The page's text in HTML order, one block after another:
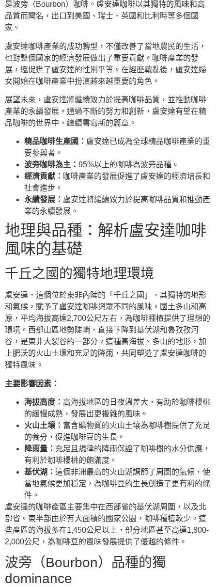
是波旁（Bourbon）咖啡。盧安達咖啡以其獨特的風味和高
品質而聞名，出口到美國、瑞士、英國和比利時等多個國
家。
盧安達咖啡產業的成功轉型，不僅改善了當地農民的生活，
也對整個國家的經濟發展做出了重要貢獻。咖啡產業的發
展，還促進了盧安達的性別平等。在經歷戰亂後，盧安達婦
女開始在咖啡產業中扮演越來越重要的角色。
展望未來，盧安達將繼續致力於提高咖啡品質，並推動咖啡
產業的永續發展。通過不斷的努力和創新，盧安達有望在精
品咖啡的世界中，繼續書寫新的篇章。
精品咖啡生產國： 盧安達已成為全球精品咖啡產業的重
要參與者。
波旁咖啡為主： 95%以上的咖啡為波旁品種。
經濟貢獻： 咖啡產業的發展促進了盧安達的經濟增長和
社會進步。
永續發展： 盧安達將繼續致力於提高咖啡品質和推動產
業的永續發展。
地理與品種：解析盧安達咖啡
風味的基礎
千丘之國的獨特地理環境
盧安達，這個位於東非內陸的「千丘之國」，其獨特的地形
和氣候，賦予了盧安達咖啡與眾不同的風味。國土多山和高
原，平均海拔高達2,700公尺左右，為咖啡種植提供了理想的
環境。西部山區地勢陡峭，直接下降到基伏湖和魯孜孜河
谷，是東非大裂谷的一部分。這種高海拔、多山的地形，加
上肥沃的火山土壤和充足的降雨，共同塑造了盧安達咖啡的
獨特風味。
主要影響因素：
海拔高度： 高海拔地區的日夜溫差大，有助於咖啡櫻桃
的緩慢成熟，發展出更複雜的風味。
火山土壤： 富含礦物質的火山土壤為咖啡樹提供了充足
的養分，促進咖啡豆的生長。
降雨量： 充足且規律的降雨保證了咖啡樹的水分供應，
有利於咖啡櫻桃的飽滿度。
基伏湖： 這個非洲最高的火山湖調節了周圍的氣候，使
當地氣候更加穩定，為咖啡豆的生長創造了更有利的條
件。
盧安達的咖啡產區主要集中在西部省的基伏湖周圍，以及北
部省。東半部由於有大面積的國家公園，咖啡種植較少。這
些產區的海拔多在1,450公尺以上，部分地區甚至高達1,800-
2,000公尺，為咖啡豆的風味發展提供了優越的條件。
波旁（Bourbon）品種的獨
dominance